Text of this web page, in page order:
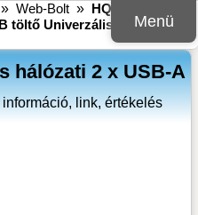
Menü
» Web-Bolt » HQ
töltő Univerzális hálózati 2 x
hálózati 2 x USB-A
link, értékelés